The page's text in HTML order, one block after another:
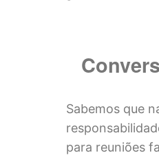
Sabemos que
para reuniões